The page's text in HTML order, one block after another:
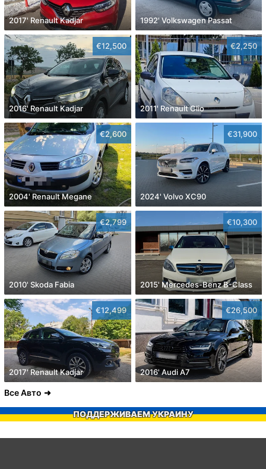
2017' Renault Kadjar 1992' Volkswagen Passat
€12,500
2016' Renault Kadjar
€2,250
2011' Renault Clio
€2,600
2004' Renault Megane
€31,900
2024' Volvo XC90
€2,799
2010' Skoda Fabia
€10,300
2015' Mercedes-Benz B-Class
€12,499
2017' Renault Kadjar
€26,500
2016' Audi A7
Все Авто
ПОДДЕРЖИВАЕМ УКРАИНУ